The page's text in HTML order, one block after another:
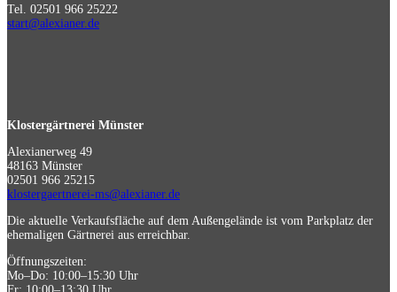
Tel. 02501 966 25222
start@alexianer.de
Klostergärtnerei Münster
Alexianerweg 49
48163 Münster
02501 966 25215
klostergaertnerei-ms@alexianer.de
Die aktuelle Verkaufsfläche auf dem Außengelände ist vom Parkplatz der
ehemaligen Gärtnerei aus erreichbar.
Öffnungszeiten:
Mo–Do: 10:00–15:30 Uhr